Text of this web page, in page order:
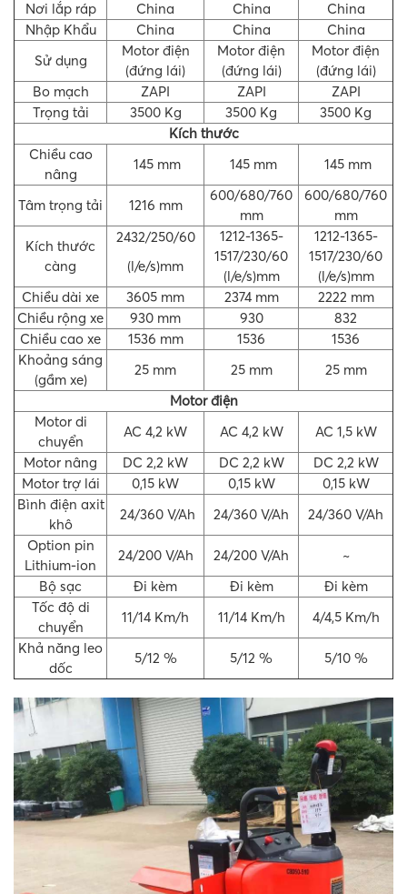
Nơi lắp ráp
China China
China
Nhập Khẩu
China China
China
Sử dụng
Motor điện
(đứng lái)
Motor điện
(đứng lái)
Motor điện
(đứng lái)
Bo mạch
ZAPI ZAPI
ZAPI
Trọng tải
3500 Kg 3500 Kg
3500 Kg
Kích thước
Chiều cao
nâng
145 mm 145 mm 145 mm
Tâm trọng tải 1216 mm
600/680/760
mm
600/680/760
mm
Kích thước
càng
2432/250/60
(l/e/s)mm
1212-1365-
1517/230/60
(l/e/s)mm
1212-1365-
1517/230/60
(l/e/s)mm
Chiều dài xe
3605 mm 2374 mm
2222 mm
Chiều rộng xe
930 mm 930
832
Chiều cao xe
1536 mm 1536
1536
Khoảng sáng
(gầm xe)
25 mm 25 mm
25 mm
Motor điện
Motor di
chuyển
AC 4,2 kW AC 4,2 kW
AC 1,5 kW
Motor nâng
DC 2,2 kW DC 2,2 kW
DC 2,2 kW
Motor trợ lái
0,15 kW 0,15 kW
0,15 kW
Bình điện axit
khô
24/360 V/Ah 24/360 V/Ah
24/360 V/Ah
Option pin
Lithium-ion
24/200 V/Ah 24/200 V/Ah
~
Bộ sạc
Đi kèm Đi kèm
Đi kèm
Tốc độ di
chuyển
11/14 Km/h 11/14 Km/h
4/4,5 Km/h
Khả năng leo
dốc
5/12 % 5/12 % 5/10 %